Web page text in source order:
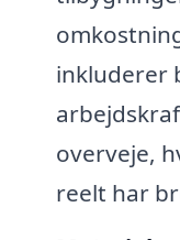
inkluderer
overveje,
reelt har